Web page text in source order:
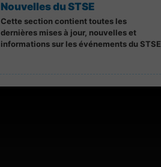
Nouvelles du STSE
Cette section contient toutes les
dernières mises à jour, nouvelles et
informations sur les événements du STSE